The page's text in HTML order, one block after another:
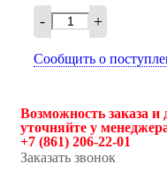
- +
Сообщить о
Возможность заказа и
уточняйте у
+7 (861) 206-22-01
Заказать звонок